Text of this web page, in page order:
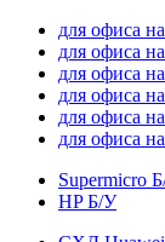
для офиса
для офиса
для офиса
для офиса
для офиса
для офиса
Supermicro
HP Б/У